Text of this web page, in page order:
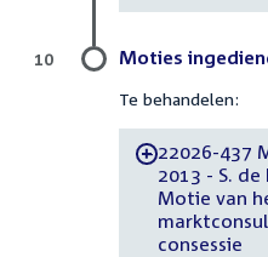
Moties
Te behandelen:
-22026-437
2013 - S.
Motie van
consessie
10